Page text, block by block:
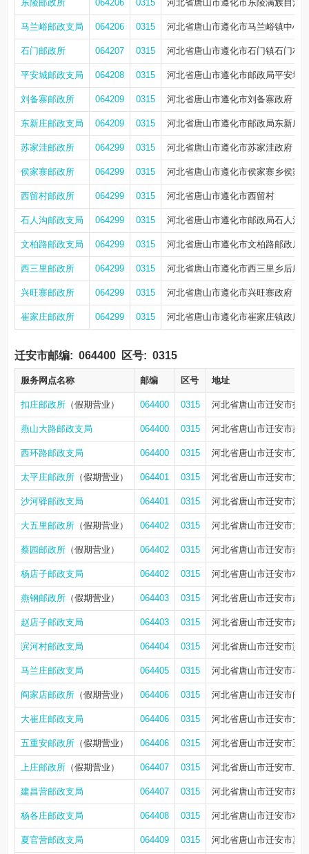
东陵邮政所 064206 0315 河北省唐山市遵化市东陵满族自治
马兰峪邮政支局 064206 0315 河北省唐山市遵化市马兰峪镇中心
石门邮政所 064207 0315 河北省唐山市遵化市石门镇石门村
平安城邮政支局 064208 0315 河北省唐山市遵化市邮政局平安城
刘备寨邮政所 064209 0315 河北省唐山市遵化市刘备寨政府
东新庄邮政支局 064209 0315 河北省唐山市遵化市邮政局东新庄
苏家洼邮政所 064299 0315 河北省唐山市遵化市苏家洼政府
侯家寨邮政所 064299 0315 河北省唐山市遵化市侯家寨乡侯家
西留村邮政所 064299 0315 河北省唐山市遵化市西留村
石人沟邮政支局 064299 0315 河北省唐山市遵化市邮政局石人沟
文柏路邮政支局 064299 0315 河北省唐山市遵化市文柏路邮政局
西三里邮政所 064299 0315 河北省唐山市遵化市西三里乡后府
兴旺寨邮政所 064299 0315 河北省唐山市遵化市兴旺寨政府
崔家庄邮政所 064299 0315 河北省唐山市遵化市崔家庄镇政府
迁安市邮编: 064400 区号: 0315
服务网点名称 邮编 区号 地址
扣庄邮政所 （假期营业） 064400 0315 河北省唐山市迁安市扣
燕山大路邮政支局 064400 0315 河北省唐山市迁安市燕
西环路邮政支局 064400 0315 河北省唐山市迁安市万
太平庄邮政所 （假期营业） 064401 0315 河北省唐山市迁安市太
沙河驿邮政支局 064401 0315 河北省唐山市迁安市沙
大五里邮政所 （假期营业） 064402 0315 河北省唐山市迁安市大
蔡园邮政所 （假期营业） 064402 0315 河北省唐山市迁安市蔡
杨店子邮政支局 064402 0315 河北省唐山市迁安市杨
燕钢邮政所 （假期营业） 064403 0315 河北省唐山市迁安市赵
赵店子邮政支局 064403 0315 河北省唐山市迁安市赵
滨河村邮政支局 064404 0315 河北省唐山市迁安市滨
马兰庄邮政支局 064405 0315 河北省唐山市迁安市马
阎家店邮政所 （假期营业） 064406 0315 河北省唐山市迁安市阎
大崔庄邮政支局 064406 0315 河北省唐山市迁安市大
五重安邮政所 （假期营业） 064406 0315 河北省唐山市迁安市五
上庄邮政所 （假期营业） 064407 0315 河北省唐山市迁安市上
建昌营邮政支局 064407 0315 河北省唐山市迁安市建
杨各庄邮政支局 064408 0315 河北省唐山市迁安市杨
夏官营邮政支局 064409 0315 河北省唐山市迁安市夏